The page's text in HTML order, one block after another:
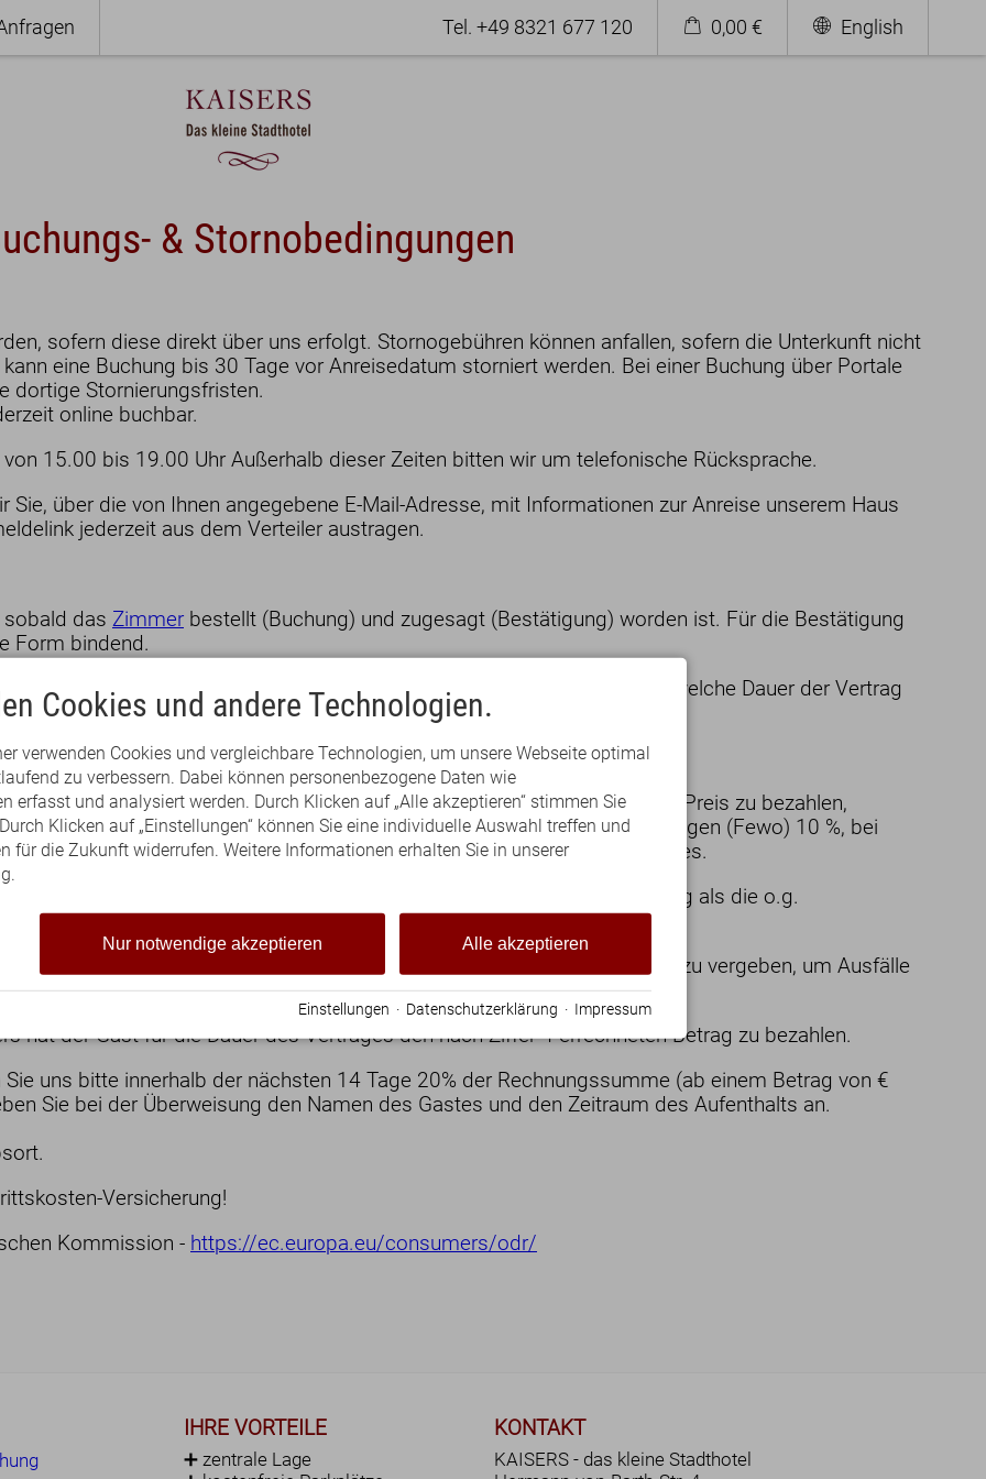
Tel. +49 8321 677 120 0,00 € English
Frühstück Urlaub im Allgäu
Wandern im Allgäu
English
& Stornobedingungen
sofern diese direkt über uns erfolgt. Stornogebühren können anfallen, sofern die Unterkunft nicht
eine Buchung bis 30 Tage vor Anreisedatum storniert werden. Bei einer Buchung über Portale
dortige Stornierungsfristen.
online buchbar.
15.00 bis 19.00 Uhr Außerhalb dieser Zeiten bitten wir um telefonische Rücksprache.
über die von Ihnen angegebene E-Mail-Adresse, mit Informationen zur Anreise unserem Haus
jederzeit aus dem Verteiler austragen.
das Zimmer bestellt (Buchung) und zugesagt (Bestätigung) worden ist. Für die Bestätigung
Form bindend.
die Vertragspartner zur Erfüllung des Vertrages, gleichgültig, auf welche Dauer der Vertrag
des Zimmers dem Gast Schadenersatz zu leisten.
der vertraglichen Leistungen den vereinbarten oder betriebsüblichen Preis zu bezahlen,
Die Einsparungen betragen nach Erfahrungssätzen bei Übernachtungen (Fewo) 10 %, bei
bei Halbpension 30 %, bei Vollpension 40 % des Pensionspreises.
dass dem Gastgeber keine oder eine wesentlich niedrigere Entschädigung als die o.g.
nicht in Anspruch genommene Zimmer nach Möglichkeit anderweitig zu vergeben, um Ausfälle
hat der Gast für die Dauer des Vertrages den nach Ziffer 4 errechneten Betrag zu bezahlen.
uns bitte innerhalb der nächsten 14 Tage 20% der Rechnungssumme (ab einem Betrag von €
Sie bei der Überweisung den Namen des Gastes und den Zeitraum des Aufenthalts an.
Versicherung!
Kommission - https://ec.europa.eu/consumers/odr/
IHRE VORTEILE
➕ zentrale Lage
KONTAKT
KAISERS - das kleine Stadthotel
Cookies und andere Technologien.
verwenden Cookies und vergleichbare Technologien, um unsere Webseite optimal
zu verbessern. Dabei können personenbezogene Daten wie
erfasst und analysiert werden. Durch Klicken auf „Alle akzeptieren“ stimmen Sie
Klicken auf „Einstellungen“ können Sie eine individuelle Auswahl treffen und
für die Zukunft widerrufen. Weitere Informationen erhalten Sie in unserer
Alle akzeptieren
Nur notwendige akzeptieren
Einstellungen · Datenschutzerklärung · Impressum